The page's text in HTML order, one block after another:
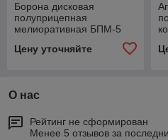
Борона дисковая
полуприцепная
мелиоративная БПМ-5
Цену уточняйте
О нас
Рейтинг не сформирован
Менее 5 отзывов за